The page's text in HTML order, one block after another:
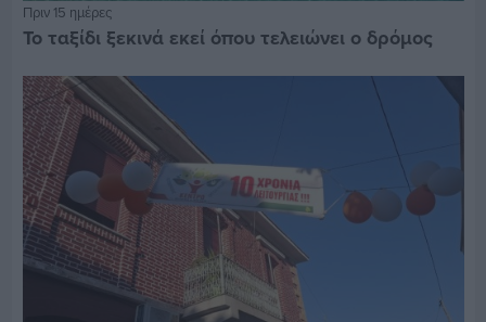
Πριν 15 ημέρες
Το ταξίδι ξεκινά εκεί όπου τελειώνει ο δρόμος